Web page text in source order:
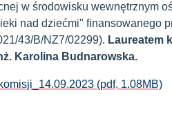
w środowisku wewnętrznym
nad dziećmi" finansowanego
43/B/NZ7/02299). Laureatem
Karolina Budnarowska.
(pdf, 1.08MB)